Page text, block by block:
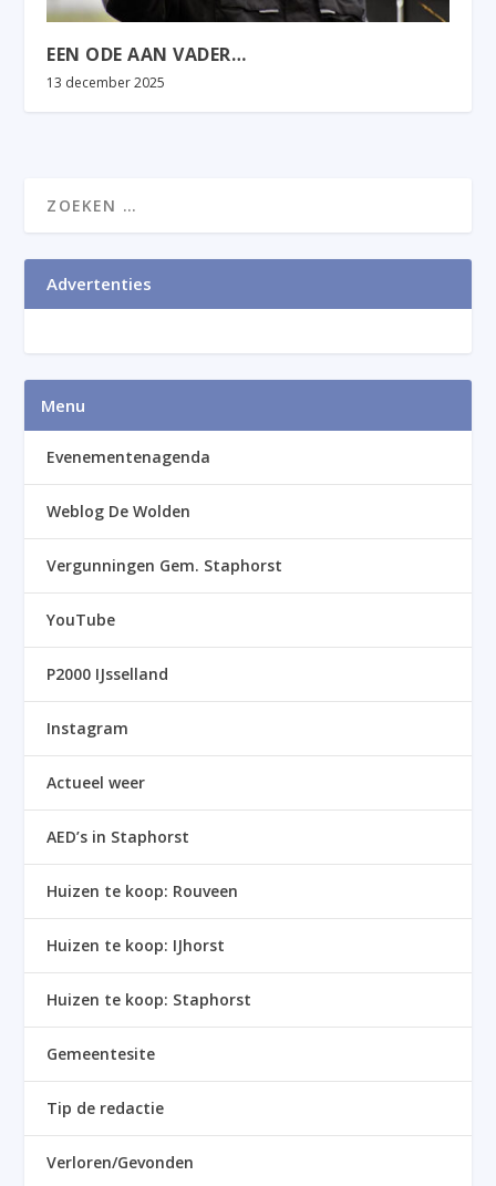
EEN ODE AAN VADER…
13 december 2025
Advertenties
Menu
Evenementenagenda
Weblog De Wolden
Vergunningen Gem. Staphorst
YouTube
P2000 IJsselland
Instagram
Actueel weer
AED’s in Staphorst
Huizen te koop: Rouveen
Huizen te koop: IJhorst
Huizen te koop: Staphorst
Gemeentesite
Tip de redactie
Verloren/Gevonden